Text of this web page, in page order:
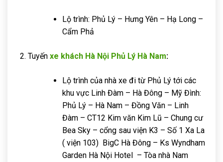
Lộ trình: Phủ Lý – Hưng Yên – Hạ Long –
Cẩm Phả
Tuyến xe khách Hà Nội Phủ Lý Hà Nam:
Lộ trình của nhà xe đi từ Phủ Lý tới các
khu vực Linh Đàm – Hà Đông – Mỹ Đình:
Phủ Lý – Hà Nam – Đồng Văn – Linh
Đàm – CT12 Kim văn Kim Lũ – Chung cư
Bea Sky – cổng sau viện K3 – Số 1 Xa La
( viện 103) BigC Hà Đông – Ks Wyndham
Garden Hà Nội Hotel – Tòa nhà Nam